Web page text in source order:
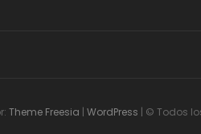
Theme Freesia | WordPress | © Todos